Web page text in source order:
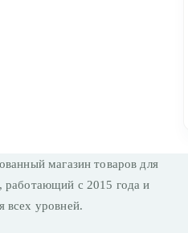
магазин товаров для
работающий с 2015 года и
всех уровней.